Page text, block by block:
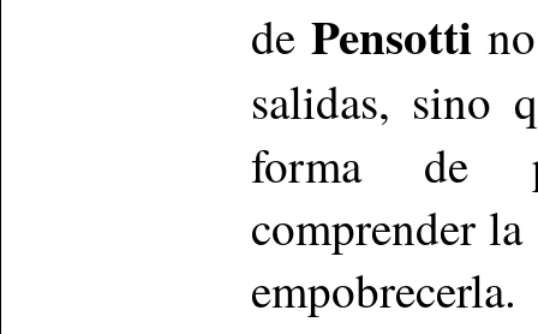
dePensotti
salidas, sino
forma de
comprender